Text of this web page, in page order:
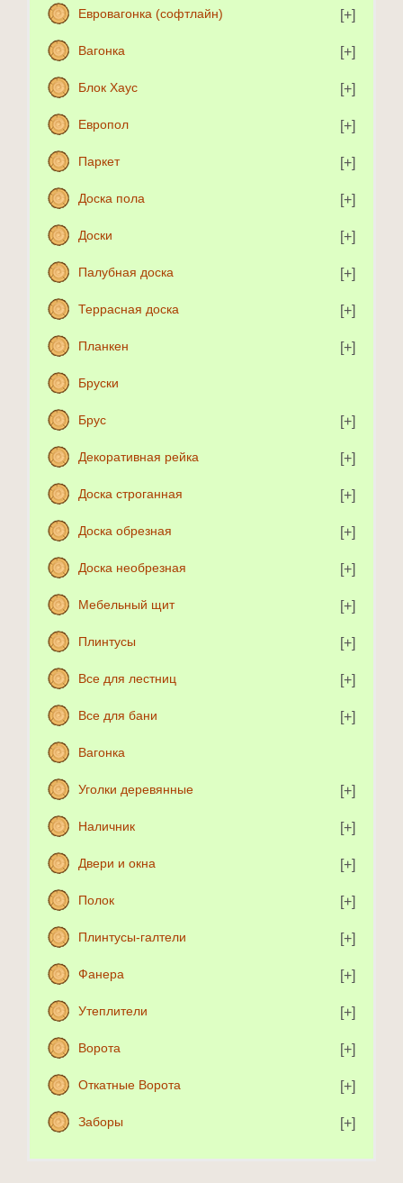
Евровагонка (софтлайн)
Вагонка
Блок Хаус
Европол
Паркет
Доска пола
Доски
Палубная доска
Террасная доска
Планкен
Бруски
Брус
Декоративная рейка
Доска строганная
Доска обрезная
Доска необрезная
Мебельный щит
Плинтусы
Все для лестниц
Все для бани
Вагонка
Уголки деревянные
Наличник
Двери и окна
Полок
Плинтусы-галтели
Фанера
Утеплители
Ворота
Откатные Ворота
Заборы